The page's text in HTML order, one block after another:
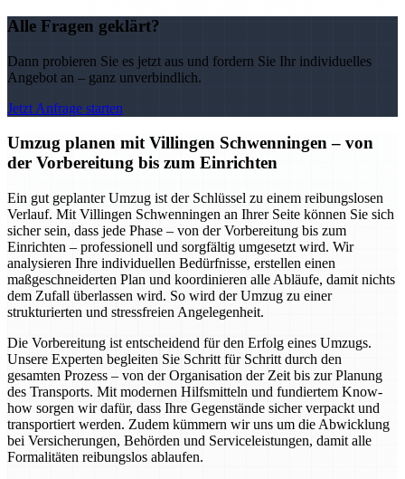
Alle Fragen geklärt?
Dann probieren Sie es jetzt aus und fordern Sie Ihr individuelles
Angebot an – ganz unverbindlich.
Jetzt Anfrage starten
Umzug planen mit Villingen Schwenningen – von
der Vorbereitung bis zum Einrichten
Ein gut geplanter Umzug ist der Schlüssel zu einem reibungslosen
Verlauf. Mit Villingen Schwenningen an Ihrer Seite können Sie sich
sicher sein, dass jede Phase – von der Vorbereitung bis zum
Einrichten – professionell und sorgfältig umgesetzt wird. Wir
analysieren Ihre individuellen Bedürfnisse, erstellen einen
maßgeschneiderten Plan und koordinieren alle Abläufe, damit nichts
dem Zufall überlassen wird. So wird der Umzug zu einer
strukturierten und stressfreien Angelegenheit.
Die Vorbereitung ist entscheidend für den Erfolg eines Umzugs.
Unsere Experten begleiten Sie Schritt für Schritt durch den
gesamten Prozess – von der Organisation der Zeit bis zur Planung
des Transports. Mit modernen Hilfsmitteln und fundiertem Know-
how sorgen wir dafür, dass Ihre Gegenstände sicher verpackt und
transportiert werden. Zudem kümmern wir uns um die Abwicklung
bei Versicherungen, Behörden und Serviceleistungen, damit alle
Formalitäten reibungslos ablaufen.